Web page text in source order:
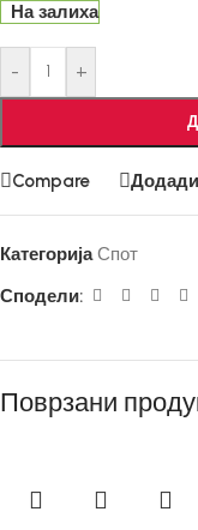
На залиха
- +
Compare
Категорија Спот
Сподели:
Поврзани